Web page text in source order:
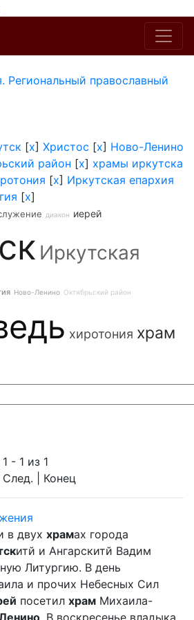
Региональный православный
[x] Христос [x] Ново-Ленино
район [x] храмы иркутска
[x] Иркутская епархия
[x]
диакон иерей
Иркутская
Ново-Ленино Октябрьский район
хиротония храм
- 1 из 1
| След. | Конец
в двух храмах города
итй и Ангарскитй Вадим
Литургию. В день
и прочих Небесных Сил
посетил храм Михаила-
. В воскресенье владыка